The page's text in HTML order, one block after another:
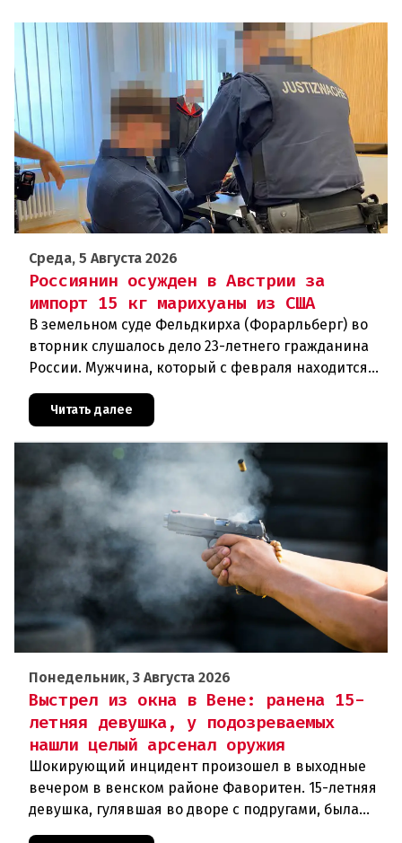
Среда, 5 Августа 2026
Россиянин осужден в Австрии за
импорт 15 кг марихуаны из США
В земельном суде Фельдкирха (Форарльберг) во
вторник слушалось дело 23-летнего гражданина
России. Мужчина, который с февраля находится
под стражей, обвинялся в том, что на протяжении
полугода организо
Читать далее
Понедельник, 3 Августа 2026
Выстрел из окна в Вене: ранена 15-
летняя девушка, у подозреваемых
нашли целый арсенал оружия
Шокирующий инцидент произошел в выходные
вечером в венском районе Фаворитен. 15-летняя
девушка, гулявшая во дворе с подругами, была
ранена выстрелом из пневматического оружия.